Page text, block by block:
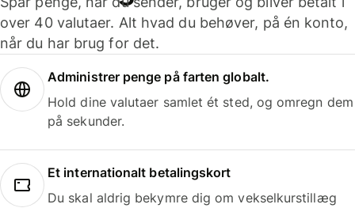
over 40 valutaer. Alt hvad du behøver, på én konto,
når du har brug for det.
Administrer penge på farten globalt.
Hold dine valutaer samlet ét sted, og omregn dem
på sekunder.
Et internationalt betalingskort
Du skal aldrig bekymre dig om vekselkurstillæg